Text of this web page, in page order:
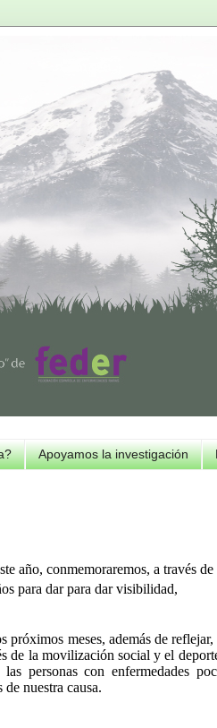
Apoyamos la investigación
año, conmemoraremos, a través de
para dar para dar visibilidad,
meses, además de reflejar,
de la movilización social y el
personas con enfermedades
nuestra causa.